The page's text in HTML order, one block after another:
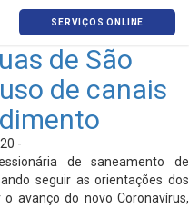
SERVIÇOS ONLINE
de São
de canais
-
de saneamento de
seguir as orientações dos
avanço do novo Coronavírus,